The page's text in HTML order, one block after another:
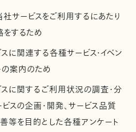
社サービスをご利用するにあたり
するため
に関連する各種サービス・イベン
の案内のため
スに関するご利用状況の調査・分
スの企画・開発、サービス品質
等を目的とした各種アンケート